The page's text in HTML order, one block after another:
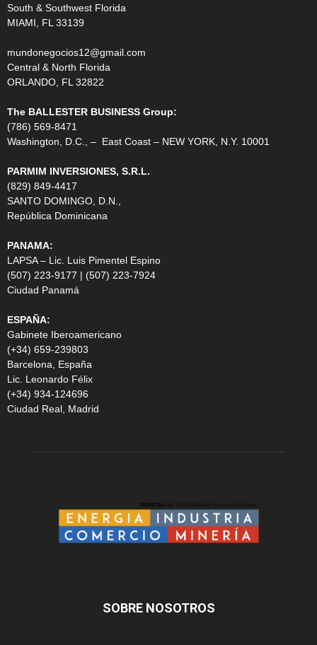
South & Southwest Florida
MIAMI, FL 33139
mundonegocios12@gmail.com
Central & North Florida
ORLANDO, FL 32822
The BALLESTER BUSINESS Group:
(786) 569-8471
Washington, D.C., – East Coast – NEW YORK, N.Y. 10001
PARMIM INVERSIONES, S.R.L.
(829) 849-4417
SANTO DOMINGO, D.N.,
República Dominicana
PANAMA:
LAPSA – Lic. Luis Pimentel Espino
(507) 223-9177 | (507) 223-7924
Ciudad Panamá
ESPAÑA:
Gabinete Iberoamericano
(+34) 659-239803
Barcelona, España
Lic. Leonardo Félix
(+34) 934-124696
Ciudad Real, Madrid
SOBRE NOSOTROS